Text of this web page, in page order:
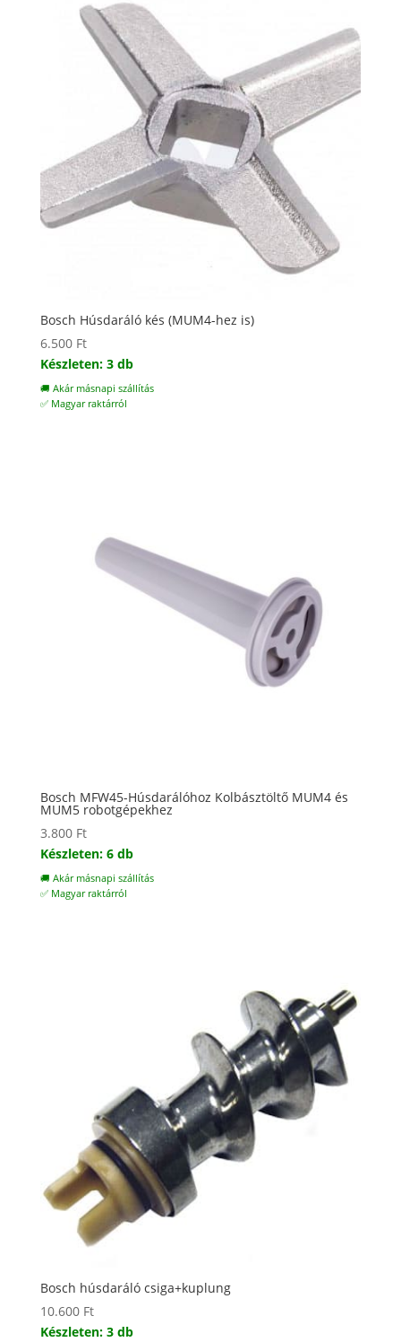
Bosch Húsdaráló kés (MUM4-hez is)
6.500 Ft
Készleten: 3 db
🚚 Akár másnapi szállítás
✅ Magyar raktárról
Bosch MFW45-Húsdarálóhoz Kolbásztöltő MUM4 és
MUM5 robotgépekhez
3.800 Ft
Készleten: 6 db
🚚 Akár másnapi szállítás
✅ Magyar raktárról
Bosch húsdaráló csiga+kuplung
10.600 Ft
Készleten: 3 db